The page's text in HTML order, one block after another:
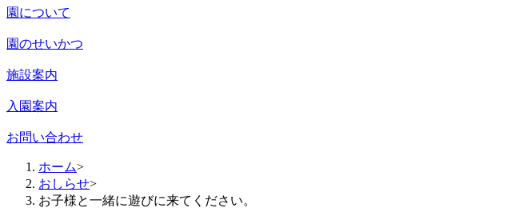
園について
園のせいかつ
施設案内
入園案内
お問い合わせ
ホーム>
おしらせ>
お子様と一緒に遊びに来てください。